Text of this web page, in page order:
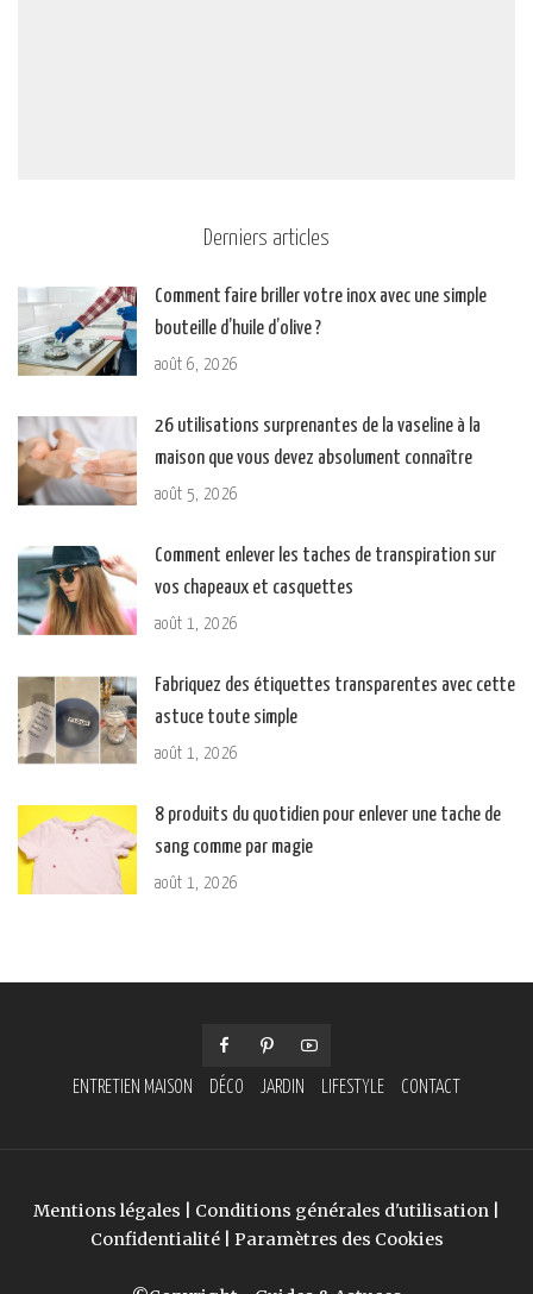
Derniers articles
Comment faire briller votre inox avec une simple
bouteille d’huile d’olive ?
août 6, 2026
26 utilisations surprenantes de la vaseline à la
maison que vous devez absolument connaître
août 5, 2026
Comment enlever les taches de transpiration sur
vos chapeaux et casquettes
août 1, 2026
Fabriquez des étiquettes transparentes avec cette
astuce toute simple
août 1, 2026
8 produits du quotidien pour enlever une tache de
sang comme par magie
août 1, 2026
ENTRETIEN MAISON DÉCO JARDIN LIFESTYLE CONTACT
Mentions légales Conditions générales d'utilisation
Confidentialité| Paramètres des Cookies